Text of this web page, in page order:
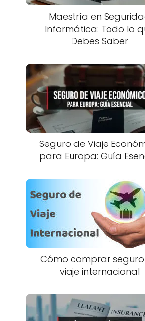
Maestría en
Informática: Todo lo
Debes Saber
Seguro de Viaje
para Europa: Guía
Cómo comprar
viaje internacional